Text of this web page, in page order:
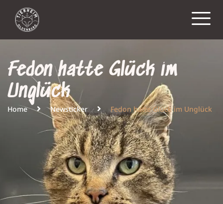
Fedon hatte Glück im
Unglück
Home Newsticker Fedon hatte Glück im Unglück